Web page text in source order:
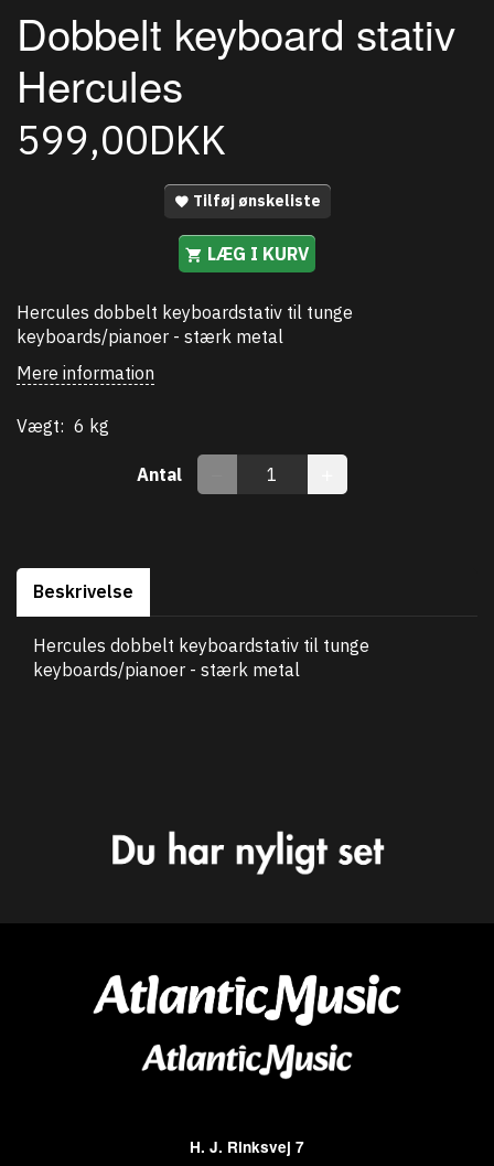
Dobbelt keyboard stativ
Hercules
599,00DKK
Tilføj ønskeliste
LÆG I KURV
Hercules dobbelt keyboardstativ til tunge
keyboards/pianoer - stærk metal
Mere information
Vægt: 6 kg
Antal
Beskrivelse
Hercules dobbelt keyboardstativ til tunge
keyboards/pianoer - stærk metal
H. J. Rinksvej 7